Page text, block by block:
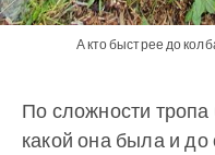
А кто быстрее до
По сложности
какой она была и